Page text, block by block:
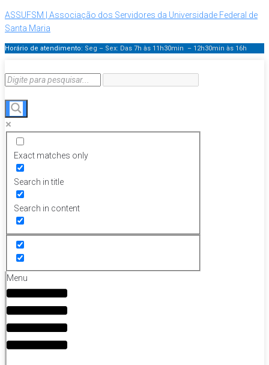
ASSUFSM | Associação dos Servidores da Universidade Federal de
Santa Maria
Horário de atendimento: Seg – Sex: Das 7h às 11h30min – 12h30min às 16h
Exact matches only
Search in title
Search in content
Menu